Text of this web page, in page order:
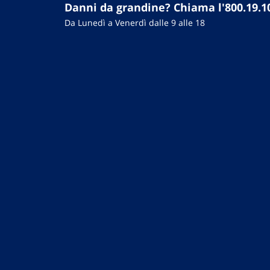
Danni da grandine? Chiama
Da Lunedì a Venerdì dalle 9 alle 18